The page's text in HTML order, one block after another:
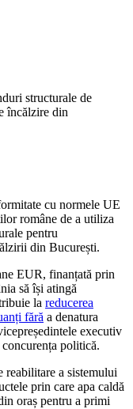
structurale de
încălzire din
cu normele UE
române de a utiliza
pentru
din București.
EUR, finanțată prin
să își atingă
la reducerea
fără a denatura
executiv
politică.
reabilitare a sistemului
prin care apa caldă
oraș pentru a primi